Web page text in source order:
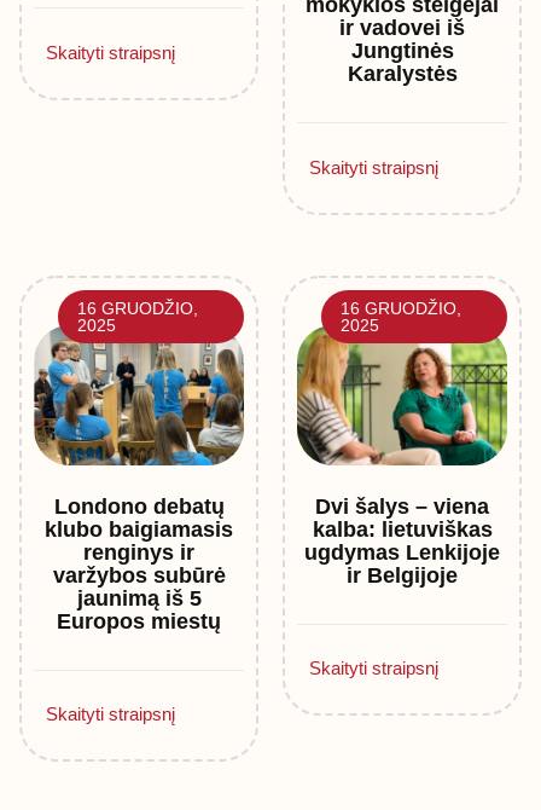
Skaityti straipsnį
mokyklos steigėjai
ir vadovei iš
Jungtinės
Karalystės
Skaityti straipsnį
16 GRUODŽIO,
2025
Londono debatų
klubo baigiamasis
renginys ir
varžybos subūrė
jaunimą iš 5
Europos miestų
Skaityti straipsnį
16 GRUODŽIO,
2025
Dvi šalys – viena
kalba: lietuviškas
ugdymas Lenkijoje
ir Belgijoje
Skaityti straipsnį